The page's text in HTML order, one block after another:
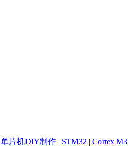
单片机DIY制作 | STM32 | Cortex M3